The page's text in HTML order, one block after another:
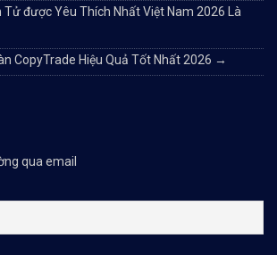
Tử được Yêu Thích Nhất Việt Nam 2026 Là
CopyTrade Hiệu Quả Tốt Nhất 2026 →
qua email